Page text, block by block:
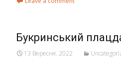
Букринський
13 Вересня, 2022